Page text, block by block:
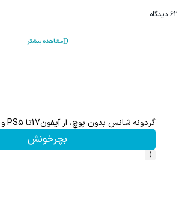
62 دیدگاه
مشاهده بیشتر
هم سرمایه گذاری میکنی هم نقره هدیه
کلیک کن!
‹